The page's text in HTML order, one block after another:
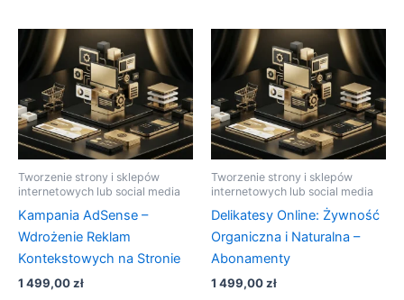
Tworzenie strony i sklepów
internetowych lub social media
Kampania AdSense –
Wdrożenie Reklam
Kontekstowych na Stronie
1 499,00zł
Tworzenie strony i sklepów
internetowych lub social media
Delikatesy Online: Żywność
Organiczna i Naturalna –
Abonamenty
1 499,00zł